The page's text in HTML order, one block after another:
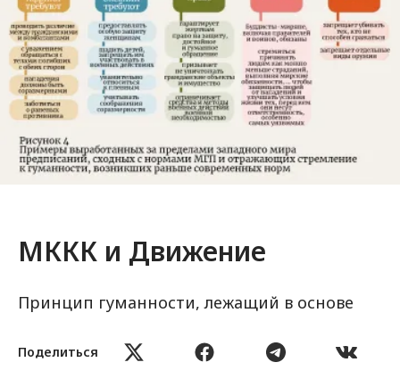
Поделиться
МККК и Движение
Принцип гуманности, лежащий в основе
воплощать в жизнь идею о том, что человек